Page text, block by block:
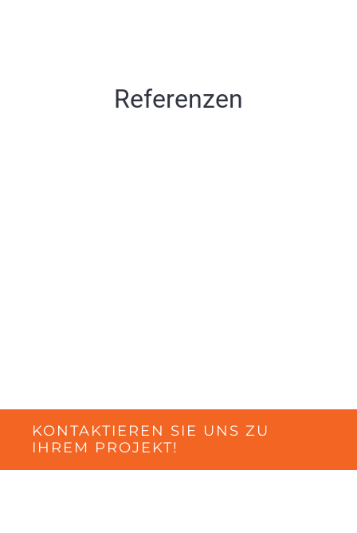
Referenzen
KONTAKTIEREN SIE UNS ZU
IHREM PROJEKT!